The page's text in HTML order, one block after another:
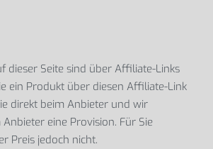
dieser Seite sind über Affiliate-Links
ein Produkt über diesen Affiliate-Link
direkt beim Anbieter und wir
eine Provision. Für Sie
Preis jedoch nicht.